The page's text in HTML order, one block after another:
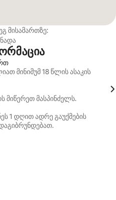
მისამართზე:
მინიმუმ 18 წლის ასაკის
მიწერეთ მასპინძელს.
1 დღით ადრე გაუქმების